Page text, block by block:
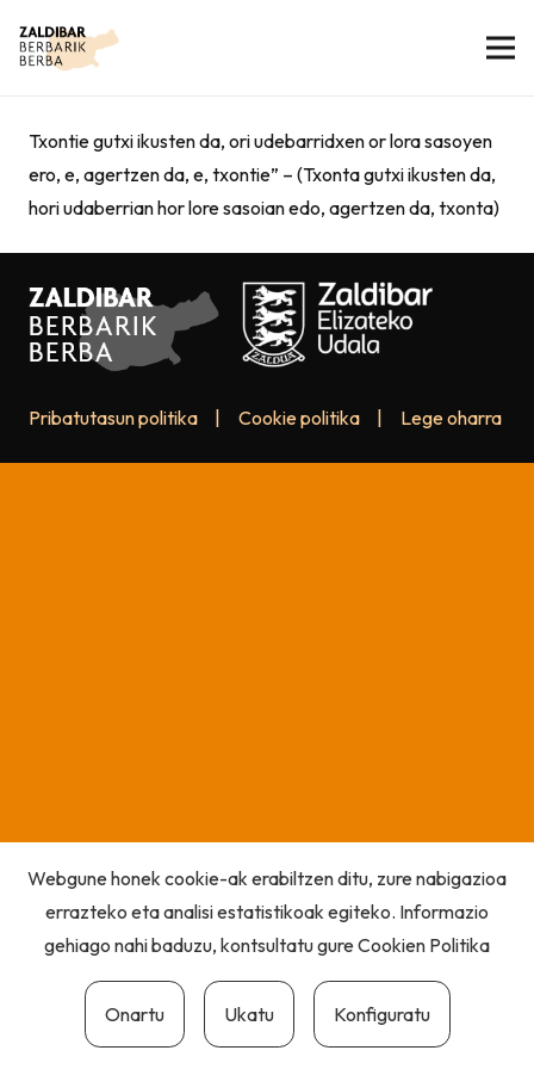
Txontie gutxi ikusten da, ori udebarridxen or lora sasoyen
ero, e, agertzen da, e, txontie” – (Txonta gutxi ikusten da,
hori udaberrian hor lore sasoian edo, agertzen da, txonta)
Pribatutasun politika Cookie politika Lege oharra
Webgune honek cookie-ak erabiltzen ditu, zure nabigazioa
errazteko eta analisi estatistikoak egiteko. Informazio
gehiago nahi baduzu, kontsultatu gureCookien Politika
Onartu Ukatu Konfiguratu